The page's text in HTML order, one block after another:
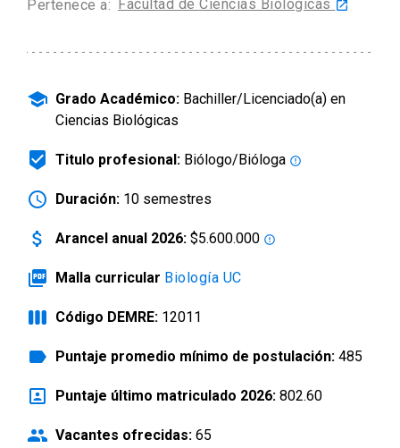
Pertenece a: Facultad de Ciencias Biológicas launch
school Grado Académico: Bachiller/Licenciado(a) en
Ciencias Biológicas
beenhere Titulo profesional: Biólogo/Bióloga error_outline
schedule Duración: 10 semestres
attach_money Arancel anual 2026: $5.600.000 error_outline
picture_as_pdf Malla curricular Biología UC
view_week Código DEMRE: 12011
label Puntaje promedio mínimo de postulación: 485
portrait Puntaje último matriculado 2026: 802.60
people Vacantes ofrecidas: 65